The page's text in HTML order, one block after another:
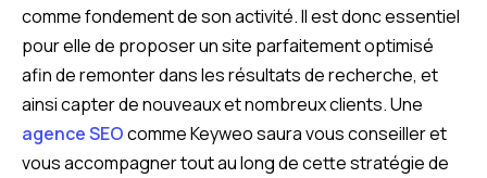
comme fondement de son activité. Il est donc essentiel
pour elle de proposer un site parfaitement optimisé
afin de remonter dans les résultats de recherche, et
ainsi capter de nouveaux et nombreux clients. Une
agence SEOcomme Keyweo saura vous conseiller et
vous accompagner tout au long de cette stratégie de